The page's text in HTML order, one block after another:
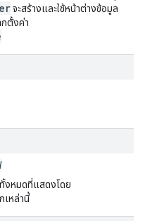
จะสร้างและใช้หน้าต่างข้อมูล
ตั้งค่า
งหมดที่แสดงโดย
เหล่านี้